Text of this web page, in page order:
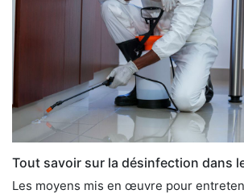
Tout savoir sur la désinfection dans
Les moyens mis en œuvre pour